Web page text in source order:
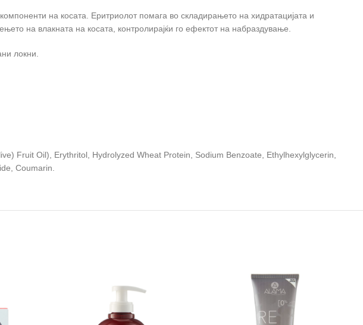
на косата. Еритриолот помага во складирањето на хидратацијата и
на влакната на косата, контролирајќи го ефектот на набраздување.
локни.
Fruit Oil), Erythritol, Hydrolyzed Wheat Protein, Sodium Benzoate, Ethylhexylglycerin,
Coumarin.